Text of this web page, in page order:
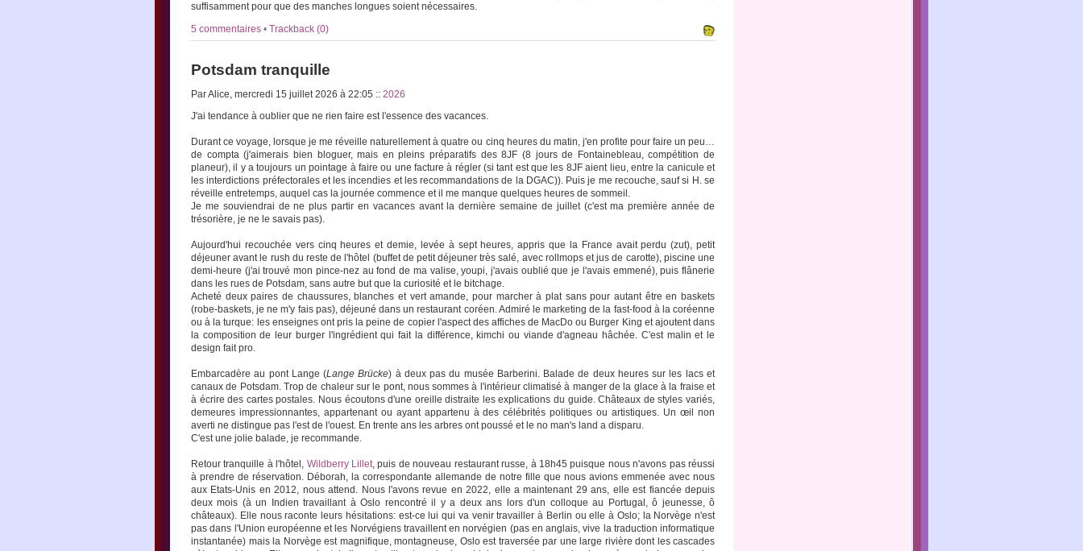
suffisamment pour que des manches longues soient nécessaires.
5 commentaires • Trackback (0)
Potsdam tranquille
Par Alice, mercredi 15 juillet 2026 à 22:05 :: 2026
J'ai tendance à oublier que ne rien faire est l'essence des vacances.
Durant ce voyage, lorsque je me réveille naturellement à quatre ou cinq heures du matin, j'en profite pour faire un peu…
de compta (j'aimerais bien bloguer, mais en pleins préparatifs des 8JF (8 jours de Fontainebleau, compétition de
planeur), il y a toujours un pointage à faire ou une facture à régler (si tant est que les 8JF aient lieu, entre la canicule et
les interdictions préfectorales et les incendies et les recommandations de la DGAC)). Puis je me recouche, sauf si H. se
réveille entretemps, auquel cas la journée commence et il me manque quelques heures de sommeil.
Je me souviendrai de ne plus partir en vacances avant la dernière semaine de juillet (c'est ma première année de
trésorière, je ne le savais pas).
Aujourd'hui recouchée vers cinq heures et demie, levée à sept heures, appris que la France avait perdu (zut), petit
déjeuner avant le rush du reste de l'hôtel (buffet de petit déjeuner très salé, avec rollmops et jus de carotte), piscine une
demi-heure (j'ai trouvé mon pince-nez au fond de ma valise, youpi, j'avais oublié que je l'avais emmené), puis flânerie
dans les rues de Potsdam, sans autre but que la curiosité et le bitchage.
Acheté deux paires de chaussures, blanches et vert amande, pour marcher à plat sans pour autant être en baskets
(robe-baskets, je ne m'y fais pas), déjeuné dans un restaurant coréen. Admiré le marketing de la fast-food à la coréenne
ou à la turque: les enseignes ont pris la peine de copier l'aspect des affiches de MacDo ou Burger King et ajoutent dans
la composition de leur burger l'ingrédient qui fait la différence, kimchi ou viande d'agneau hâchée. C'est malin et le
design fait pro.
Embarcadère au pont Lange (Lange Brücke) à deux pas du musée Barberini. Balade de deux heures sur les lacs et
canaux de Potsdam. Trop de chaleur sur le pont, nous sommes à l'intérieur climatisé à manger de la glace à la fraise et
à écrire des cartes postales. Nous écoutons d'une oreille distraite les explications du guide. Châteaux de styles variés,
demeures impressionnantes, appartenant ou ayant appartenu à des célébrités politiques ou artistiques. Un œil non
averti ne distingue pas l'est de l'ouest. En trente ans les arbres ont poussé et le no man's land a disparu.
C'est une jolie balade, je recommande.
Retour tranquille à l'hôtel, Wildberry Lillet, puis de nouveau restaurant russe, à 18h45 puisque nous n'avons pas réussi
à prendre de réservation. Déborah, la correspondante allemande de notre fille que nous avions emmenée avec nous
aux Etats-Unis en 2012, nous attend. Nous l'avons revue en 2022, elle a maintenant 29 ans, elle est fiancée depuis
deux mois (à un Indien travaillant à Oslo rencontré il y a deux ans lors d'un colloque au Portugal, ô jeunesse, ô
châteaux). Elle nous raconte leurs hésitations: est-ce lui qui va venir travailler à Berlin ou elle à Oslo; la Norvège n'est
pas dans l'Union européenne et les Norvégiens travaillent en norvégien (pas en anglais, vive la traduction informatique
instantanée) mais la Norvège est magnifique, montagneuse, Oslo est traversée par une large rivière dont les cascades